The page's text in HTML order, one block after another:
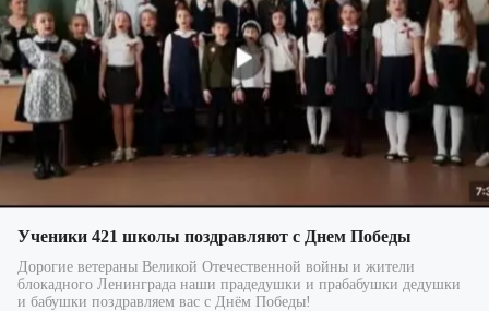
Ученики 421 школы поздравляют с Днем Победы
Дорогие ветераны Великой Отечественной войны и жители
блокадного Ленинграда наши прадедушки и прабабушки дедушки
и бабушки поздравляем вас с Днём Победы!